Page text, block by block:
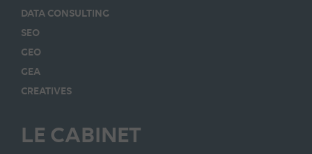
DATA CONSULTING
SEO
GEO
GEA
CREATIVES
LE CABINET